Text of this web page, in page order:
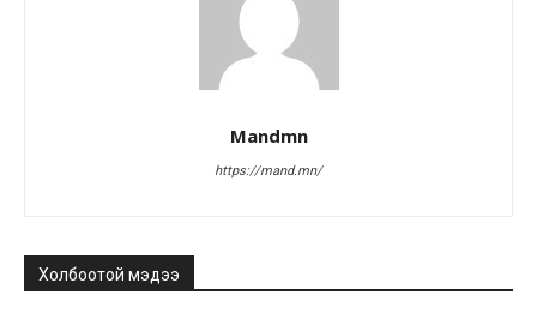
Mandmn
https://mand.mn/
Холбоотой мэдээ